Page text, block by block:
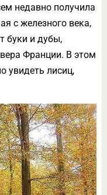
недавно получила
с железного века,
буки и дубы,
Франции. В этом
увидеть лисиц,